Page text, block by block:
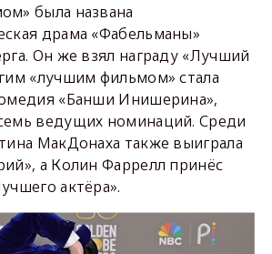
была названа
драма «Фабельманы»
Он же взял награду «Лучший
«лучшим фильмом» стала
«Банши Инишерина»,
ведущих номинаций. Среди
МакДонаха также выиграла
а Колин Фаррелл принёс
актёра».